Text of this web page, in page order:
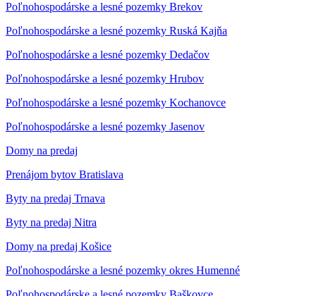
Poľnohospodárske a lesné pozemky Brekov
Poľnohospodárske a lesné pozemky Ruská Kajňa
Poľnohospodárske a lesné pozemky Dedačov
Poľnohospodárske a lesné pozemky Hrubov
Poľnohospodárske a lesné pozemky Kochanovce
Poľnohospodárske a lesné pozemky Jasenov
Domy na predaj
Prenájom bytov Bratislava
Byty na predaj Trnava
Byty na predaj Nitra
Domy na predaj Košice
Poľnohospodárske a lesné pozemky okres Humenné